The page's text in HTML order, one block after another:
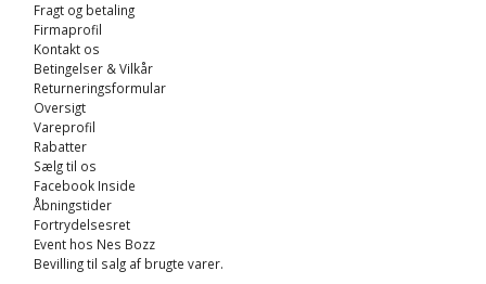
Fragt og betaling
Firmaprofil
Kontakt os
Betingelser & Vilkår
Returneringsformular
Oversigt
Vareprofil
Rabatter
Sælg til os
Facebook Inside
Åbningstider
Fortrydelsesret
Event hos Nes Bozz
Bevilling til salg af brugte varer.